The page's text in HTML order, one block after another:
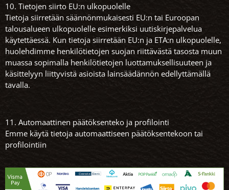
10. Tietojen siirto EU:n ulkopuolelle
Tietoja siirretään säännönmukaisesti EU:n tai Euroopan
talousalueen ulkopuolelle esimerkiksi uutiskirjepalvelua
käytettäessä. Kun tietoja siirretään EU:n ja ETA:n ulkopuolelle,
huolehdimme henkilötietojen suojan riittävästä tasosta muun
muassa sopimalla henkilötietojen luottamuksellisuuteen ja
käsittelyyn liittyvistä asioista lainsäädännön edellyttämällä
tavalla.
11. Automaattinen päätöksenteko ja profilointi
Emme käytä tietoja automaattiseen päätöksentekoon tai
profilointiin